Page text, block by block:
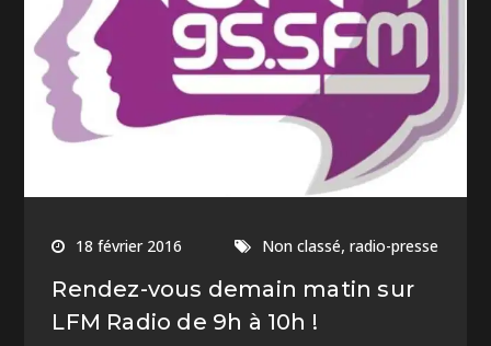
18 février 2016 Non classé,radio-presse
Rendez-vous demain matin sur
LFM Radio de 9h à 10h !